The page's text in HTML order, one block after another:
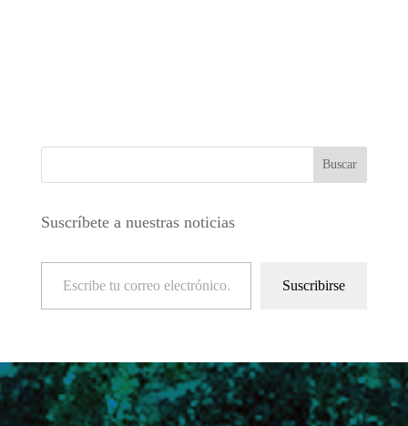
Suscríbete a nuestras noticias
Escribe tu correo electrónico…
Suscribirse